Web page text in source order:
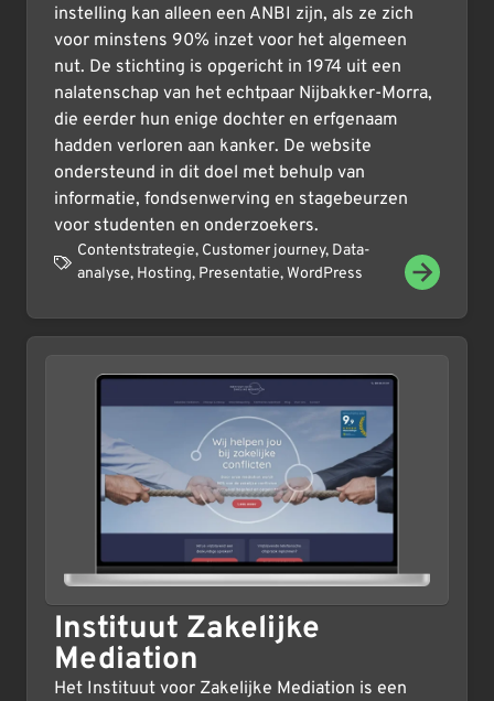
instelling kan alleen een ANBI zijn, als ze zich
voor minstens 90% inzet voor het algemeen
nut. De stichting is opgericht in 1974 uit een
nalatenschap van het echtpaar Nijbakker-Morra,
die eerder hun enige dochter en erfgenaam
hadden verloren aan kanker. De website
ondersteund in dit doel met behulp van
informatie, fondsenwerving en stagebeurzen
voor studenten en onderzoekers.
Contentstrategie, Customer journey, Data-
analyse, Hosting, Presentatie,WordPress
Instituut Zakelijke
Mediation
Het Instituut voor Zakelijke Mediation is een